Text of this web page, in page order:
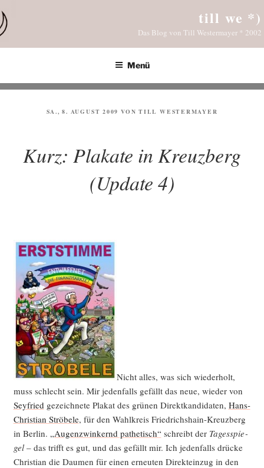
Inhalt
springen
till we *)
Das Blog von Till Westermayer * 2002
Menü
VERÖFFENTLICHT
SA., 8. AUGUST 2009 VONTILL WESTERMAYER
Kurz: Plakate in Kreuzberg
(Update 4)
Nicht alles, was sich wie­der­holt,
muss schlecht sein. Mir jeden­falls gefällt das neue, wie­der von
Sey­fried gezeich­ne­te Pla­kat des grü­nen Direkt­kan­di­da­ten, Hans-
Chris­ti­an Strö­be­le, für den Wahl­kreis Fried­richs­hain-Kreuz­berg
in Ber­lin. „Augen­zwin­kernd pathe­tisch“ schreibt der Tages­spie­
gel– das trifft es gut, und das gefällt mir. Ich jeden­falls drü­cke
Chris­ti­an die Dau­men für einen erneu­ten Direkt­ein­zug in den